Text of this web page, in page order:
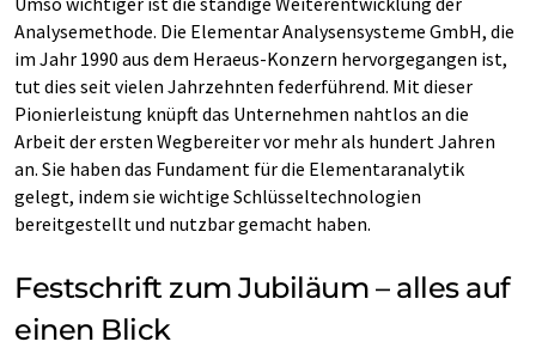
Analysemethode. Die Elementar Analysensysteme GmbH, die
im Jahr 1990 aus dem Heraeus-Konzern hervorgegangen ist,
tut dies seit vielen Jahrzehnten federführend. Mit dieser
Pionierleistung knüpft das Unternehmen nahtlos an die
Arbeit der ersten Wegbereiter vor mehr als hundert Jahren
an. Sie haben das Fundament für die Elementaranalytik
gelegt, indem sie wichtige Schlüsseltechnologien
bereitgestellt und nutzbar gemacht haben.
Festschrift zum Jubiläum – alles auf
einen Blick